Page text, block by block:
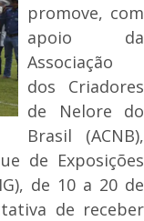
promove, com
apoio da
Associação
dos Criadores
de Nelore do
Brasil (ACNB),
de Exposições
de 10 a 20 de
de receber